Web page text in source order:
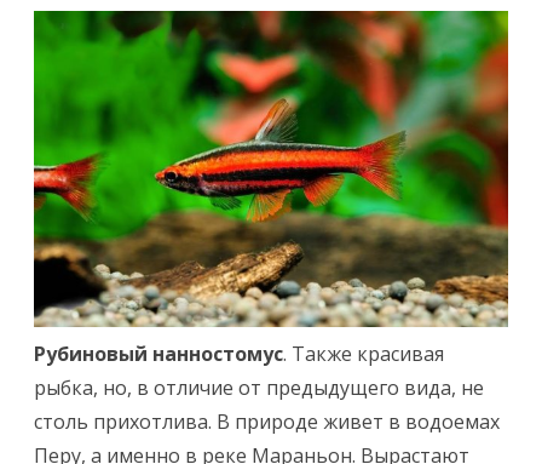
Рубиновый нанностомус. Также красивая
рыбка, но, в отличие от предыдущего вида, не
столь прихотлива. В природе живет в водоемах
Перу, а именно в реке Мараньон. Вырастают